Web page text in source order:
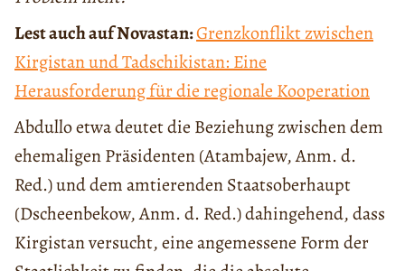
Lest auch auf Novastan:Grenzkonflikt zwischen
Kirgistan und Tadschikistan: Eine
Herausforderung für die regionale Kooperation
Abdullo etwa deutet die Beziehung zwischen dem
ehemaligen Präsidenten (Atambajew, Anm. d.
Red.) und dem amtierenden Staatsoberhaupt
(Dscheenbekow, Anm. d. Red.) dahingehend, dass
Kirgistan versucht, eine angemessene Form der